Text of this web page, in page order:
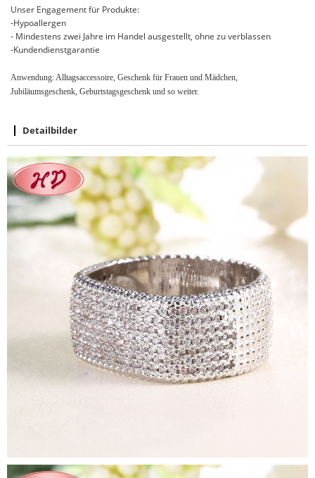
Unser Engagement für Produkte:
-Hypoallergen
- Mindestens zwei Jahre im Handel ausgestellt, ohne zu verblassen
-Kundendienstgarantie
Anwendung: Alltagsaccessoire, Geschenk für Frauen und Mädchen,
Jubiläumsgeschenk, Geburtstagsgeschenk und so weiter.
Detailbilder